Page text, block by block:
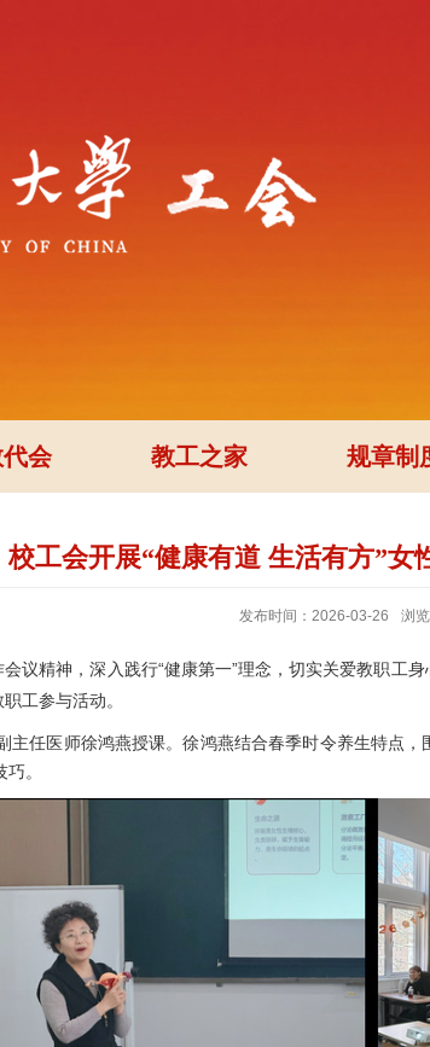
会 教工之家 规章制
校工会开展“健康有道 生活有方”女
发布时间：2026-03-26 浏
议精神，深入践行“健康第一”理念，切实关爱教职
工参与活动。
任医师徐鸿燕授课。徐鸿燕结合春季时令养生特点
。